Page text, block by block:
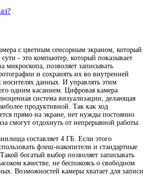
с цветным сенсорным экраном, который
- это компьютер, который показывает
микроскопа, позволяет записывать
и сохранять их во внутренней
данных. И управлять этим
одним касанием. Цифровая камера
система визуализации, делающая
продуктивной. Так как ход
прямо на экране, нет нужды постоянно
смогут отдохнуть от непрерывной работы.
составляет 4 ГБ. Если этого
флеш-накопители и стандартные
богатый выбор позволяет записывать
качестве, не беспокоясь о свободном
Возможностей камеры хватает для записи